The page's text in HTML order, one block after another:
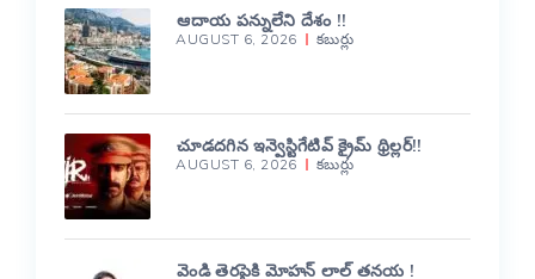
ఆదాయ పన్నులేని దేశం !!
AUGUST 6, 2026 కబుర్లు
చూడదగిన ఇన్వెస్టిగేటివ్ క్రైమ్ థ్రిల్లర్!!
AUGUST 6, 2026 కబుర్లు
వెండి తెరపైకి మోహన్ లాల్ తనయ !